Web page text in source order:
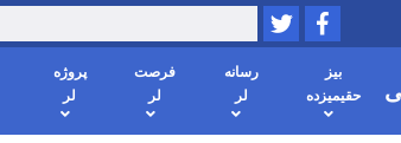
Facebook
Twitter
Search
بیز
حقیمیزده
رسانه
لر
فرصت
لر
پروژه
لر